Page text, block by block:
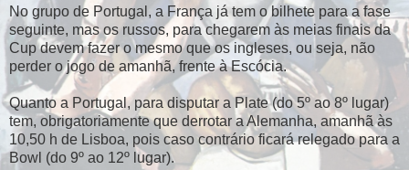
No grupo de Portugal, a França já tem o bilhete para a fase
seguinte, mas os russos, para chegarem às meias finais da
Cup devem fazer o mesmo que os ingleses, ou seja, não
perder o jogo de amanhã, frente à Escócia.
Quanto a Portugal, para disputar a Plate (do 5º ao 8º lugar)
tem, obrigatoriamente que derrotar a Alemanha, amanhã às
10,50 h de Lisboa, pois caso contrário ficará relegado para a
Bowl (do 9º ao 12º lugar).